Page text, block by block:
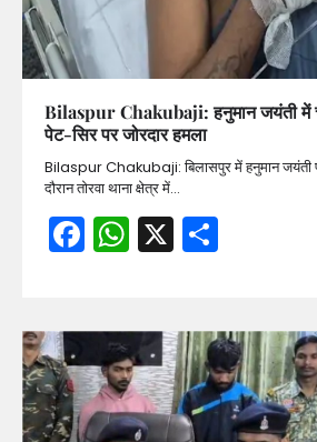
Bilaspur Chakubaji: हनुमान जयंती में
पेट-सिर पर जोरदार हमला
Bilaspur Chakubaji: बिलासपुर में हनुमान जयंती
दौरान तोरवा थाना क्षेत्र में…
Facebook
WhatsApp
X